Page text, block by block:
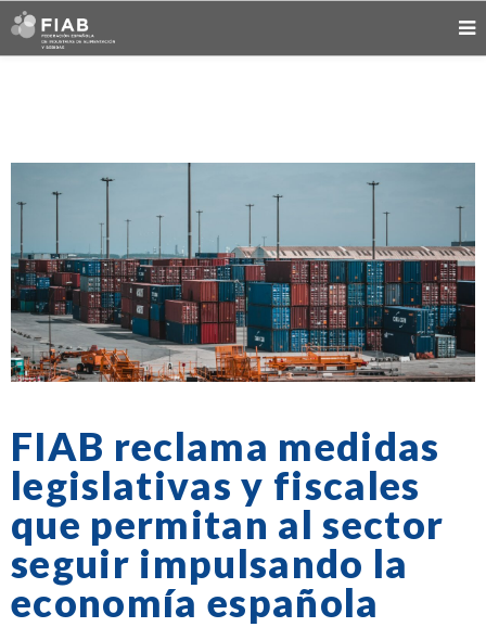
FIAB reclama medidas
legislativas y fiscales
que permitan al sector
seguir impulsando la
economía española